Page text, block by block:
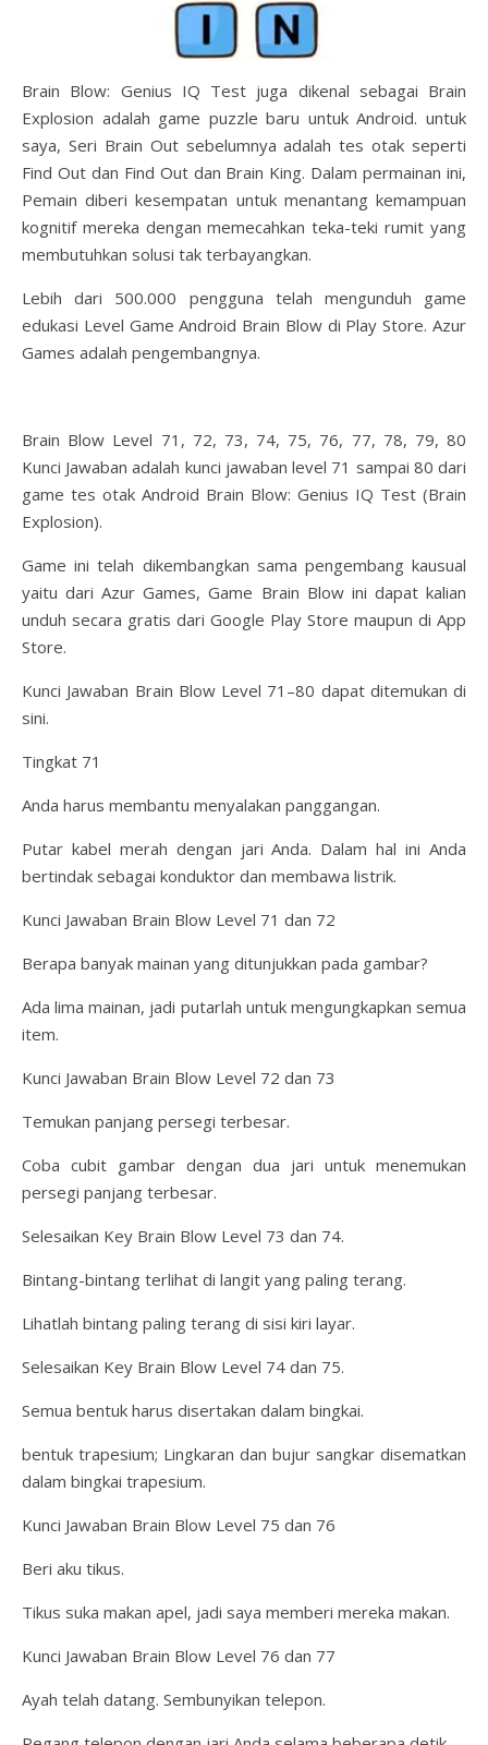
Brain Blow: Genius IQ Test juga dikenal sebagai Brain
Explosion adalah game puzzle baru untuk Android. untuk
saya, Seri Brain Out sebelumnya adalah tes otak seperti
Find Out dan Find Out dan Brain King. Dalam permainan ini,
Pemain diberi kesempatan untuk menantang kemampuan
kognitif mereka dengan memecahkan teka-teki rumit yang
membutuhkan solusi tak terbayangkan.
Lebih dari 500.000 pengguna telah mengunduh game
edukasi Level Game Android Brain Blow di Play Store. Azur
Games adalah pengembangnya.
Brain Blow Level 71, 72, 73, 74, 75, 76, 77, 78, 79, 80
Kunci Jawaban adalah kunci jawaban level 71 sampai 80 dari
game tes otak Android Brain Blow: Genius IQ Test (Brain
Explosion).
Game ini telah dikembangkan sama pengembang kausual
yaitu dari Azur Games, Game Brain Blow ini dapat kalian
unduh secara gratis dari Google Play Store maupun di App
Store.
Kunci Jawaban Brain Blow Level 71–80 dapat ditemukan di
sini.
Tingkat 71
Anda harus membantu menyalakan panggangan.
Putar kabel merah dengan jari Anda. Dalam hal ini Anda
bertindak sebagai konduktor dan membawa listrik.
Kunci Jawaban Brain Blow Level 71 dan 72
Berapa banyak mainan yang ditunjukkan pada gambar?
Ada lima mainan, jadi putarlah untuk mengungkapkan semua
item.
Kunci Jawaban Brain Blow Level 72 dan 73
Temukan panjang persegi terbesar.
Coba cubit gambar dengan dua jari untuk menemukan
persegi panjang terbesar.
Selesaikan Key Brain Blow Level 73 dan 74.
Bintang-bintang terlihat di langit yang paling terang.
Lihatlah bintang paling terang di sisi kiri layar.
Selesaikan Key Brain Blow Level 74 dan 75.
Semua bentuk harus disertakan dalam bingkai.
bentuk trapesium; Lingkaran dan bujur sangkar disematkan
dalam bingkai trapesium.
Kunci Jawaban Brain Blow Level 75 dan 76
Beri aku tikus.
Tikus suka makan apel, jadi saya memberi mereka makan.
Kunci Jawaban Brain Blow Level 76 dan 77
Ayah telah datang. Sembunyikan telepon.